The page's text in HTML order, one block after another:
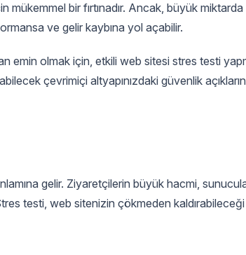
mükemmel bir fırtınadır. Ancak, büyük miktarda
ve gelir kaybına yol açabilir.
emin olmak için, etkili web sitesi stres testi
çevrimiçi altyapınızdaki güvenlik
gelir. Ziyaretçilerin büyük hacmi,
testi, web sitenizin çökmeden